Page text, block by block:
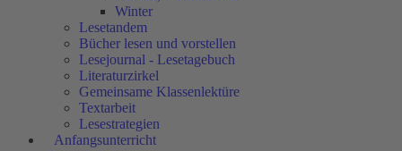
Winter
Lesetandem
Bücher lesen und vorstellen
Lesejournal - Lesetagebuch
Literaturzirkel
Gemeinsame Klassenlektüre
Textarbeit
Lesestrategien
Anfangsunterricht